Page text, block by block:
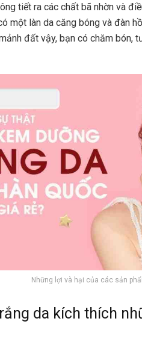
tiết ra các chất bã nhờn và
một làn da căng bóng và đàn
đất vậy, bạn có chăm bón,
Những lợi và hại của các sản
da kích thích